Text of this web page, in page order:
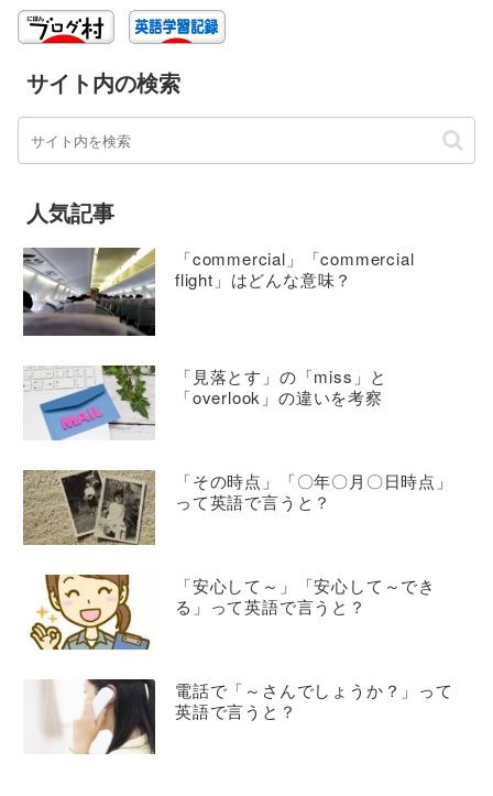
サイト内の検索
人気記事
「commercial」「commercial
flight」はどんな意味？
「見落とす」の「miss」と
「overlook」の違いを考察
「その時点」「〇年〇月〇日時点」
って英語で言うと？
「安心して～」「安心して～でき
る」って英語で言うと？
電話で「～さんでしょうか？」って
英語で言うと？